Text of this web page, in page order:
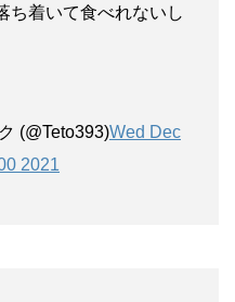
ち着いて食べれないし
(@Teto393)Wed Dec
2021